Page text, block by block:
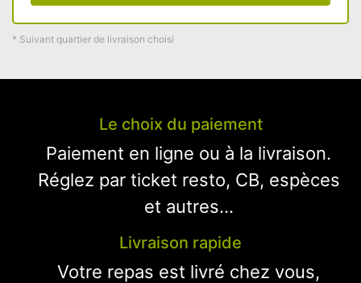
* Suivant quartier de livraison choisi
Le choix du paiement
Paiement en ligne ou à la livraison.
Réglez par ticket resto, CB, espèces
et autres...
Livraison rapide
Votre repas est livré chez vous,